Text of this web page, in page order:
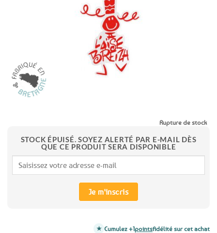
Rupture de stock
STOCK ÉPUISÉ. SOYEZ ALERTÉ PAR E-MAIL DÈS
QUE CE PRODUIT SERA DISPONIBLE
Je m'inscris
Cumulez +1pointsfidélité sur cet achat